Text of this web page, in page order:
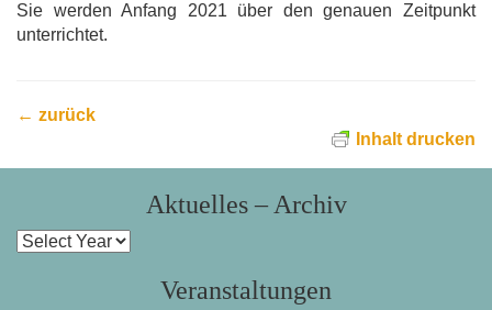
Sie werden Anfang 2021 über den genauen Zeitpunkt
unterrichtet.
← zurück
Inhalt drucken
Aktuelles – Archiv
Veranstaltungen